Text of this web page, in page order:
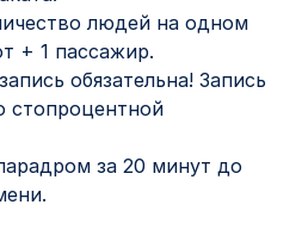
людей на одном
+ 1 пассажир.
обязательна! Запись
стопроцентной
за 20 минут до